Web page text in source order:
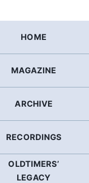
HOME
MAGAZINE
ARCHIVE
RECORDINGS
OLDTIMERS’
LEGACY